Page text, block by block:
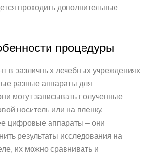
проходить дополнительные
процедуры
в различных лечебных учреждениях
разные аппараты для
могут записывать полученные
носитель или на пленку.
цифровые аппараты – они
результаты исследования на
их можно сравнивать и